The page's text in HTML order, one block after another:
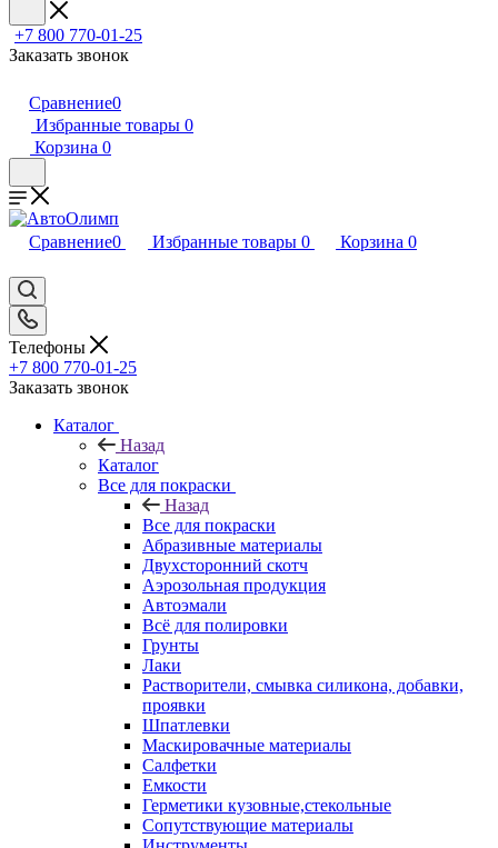
+7 800 770-01-25
Заказать звонок
Сравнение0
Избранные товары 0
Корзина 0
Сравнение0 Избранные товары 0 Корзина 0
Телефоны
+7 800 770-01-25
Заказать звонок
Каталог
Назад
Каталог
Все для покраски
Назад
Все для покраски
Абразивные материалы
Двухсторонний скотч
Аэрозольная продукция
Автоэмали
Всё для полировки
Грунты
Лаки
Растворители, смывка силикона, добавки,
проявки
Шпатлевки
Маскировачные материалы
Салфетки
Емкости
Герметики кузовные,стекольные
Сопутствующие материалы